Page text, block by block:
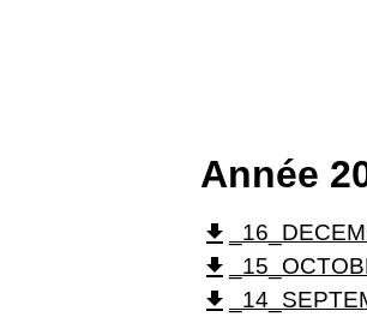
Année
file_download
file_download
file_download